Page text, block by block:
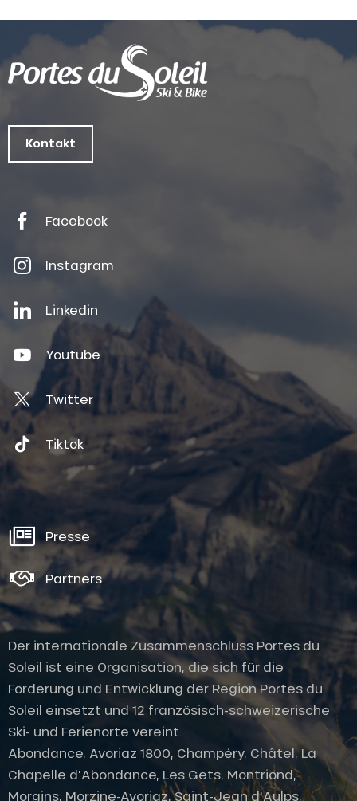
Kontakt
Facebook
Instagram
Linkedin
Youtube
Twitter
Tiktok
Presse
Partners
Der internationale Zusammenschluss Portes du
Soleil ist eine Organisation, die sich für die
Förderung und Entwicklung der Region Portes du
Soleil einsetzt und 12 französisch-schweizerische
Ski- und Ferienorte vereint.
Abondance, Avoriaz 1800, Champéry, Châtel, La
Chapelle d'Abondance, Les Gets, Montriond,
Morgins, Morzine-Avoriaz, Saint-Jean d'Aulps,